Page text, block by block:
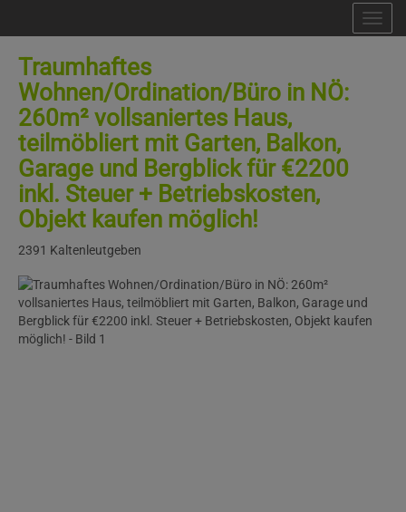
Traumhaftes
Wohnen/Ordination/Büro in NÖ:
260m² vollsaniertes Haus,
teilmöbliert mit Garten, Balkon,
Garage und Bergblick für €2200
inkl. Steuer + Betriebskosten,
Objekt kaufen möglich!
2391 Kaltenleutgeben